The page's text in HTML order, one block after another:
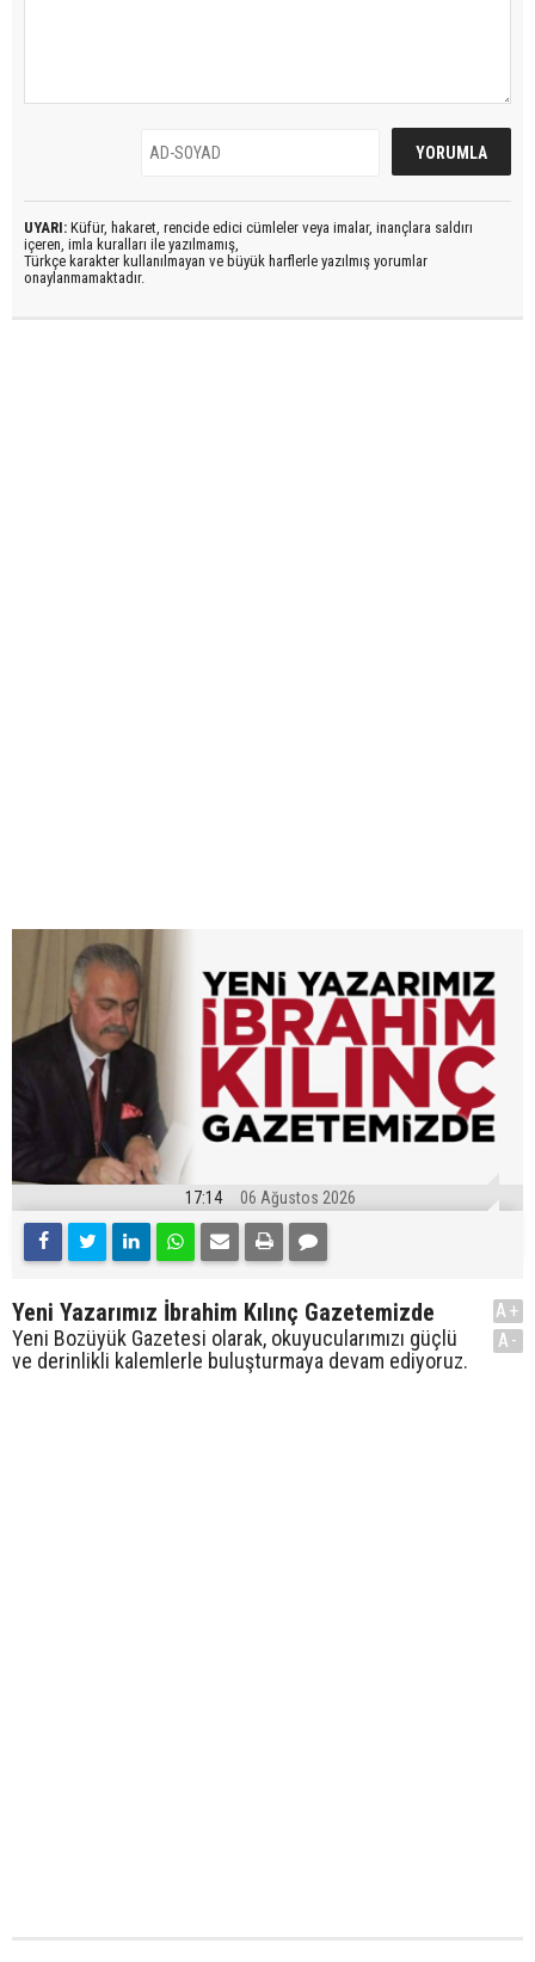
UYARI: Küfür, hakaret, rencide edici cümleler veya imalar, inançlara saldırı
içeren, imla kuralları ile yazılmamış,
Türkçe karakter kullanılmayan ve büyük harflerle yazılmış yorumlar
onaylanmamaktadır.
17:14 06 Ağustos 2026
Yeni Yazarımız İbrahim Kılınç Gazetemizde
Yeni Bozüyük Gazetesi olarak, okuyucularımızı güçlü
ve derinlikli kalemlerle buluşturmaya devam ediyoruz.
A+
A-